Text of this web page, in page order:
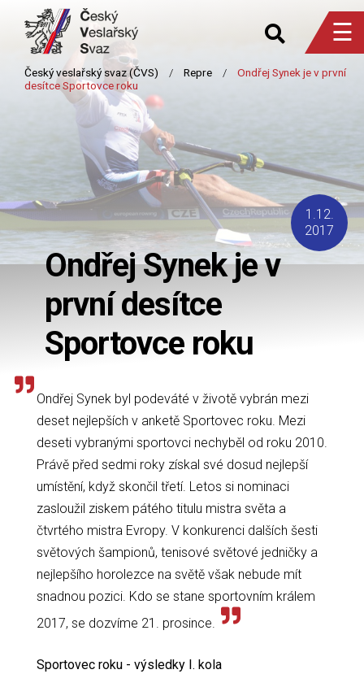
☰
Ondřej Synek je v
první desítce
Sportovce roku
1.12.
2017
Ondřej Synek byl podeváté v životě vybrán mezi
deset nejlepších v anketě Sportovec roku. Mezi
deseti vybranými sportovci nechyběl od roku 2010.
Právě před sedmi roky získal své dosud nejlepší
umístění, když skončil třetí. Letos si nominaci
zasloužil ziskem pátého titulu mistra světa a
čtvrtého mistra Evropy. V konkurenci dalších šesti
světových šampionů, tenisové světové jedničky a
nejlepšího horolezce na světě však nebude mít
snadnou pozici. Kdo se stane sportovním králem
2017, se dozvíme 21. prosince.
Sportovec roku - výsledky I. kola